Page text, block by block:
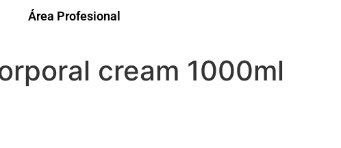
Área Profesional
cream 1000ml